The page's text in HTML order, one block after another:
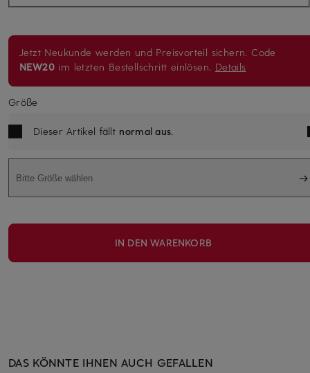
Jetzt Neukunde werden und Preisvorteil sichern. Code
NEW20 im letzten Bestellschritt einlösen. Details
Größe
Dieser Artikel fällt normal aus.
Bitte Größe wählen
IN DEN WARENKORB
DAS KÖNNTE IHNEN AUCH GEFALLEN